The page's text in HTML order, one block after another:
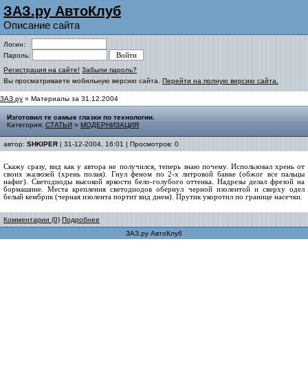
ЗАЗ.ру АвтоКлуб
Описание сайта
Логин:
Пароль:
Регистрация на сайте! Забыли пароль?
Вы просматриваете мобильную версию сайта. Перейти на полную версию сайта.
ЗАЗ.ру » Материалы за 31.12.2004
Изготовил те самые глазки по технологии.
Категория: СТАТЬИ » МОДЕРНИЗАЦИЯ
автор: SHKIPER | 31-12-2004, 16:01 | Просмотров: 0
Скажу сразу, вид как у автора не получился, теперь знаю почему. Использовал хрень от
своих жалюзей (хрень полая). Гнул феном по 2-х литровой банке (обжог все пальцы
нафиг). Светодиоды высокой яркости бело-голубого оттенка. Надрезы делал фрезой на
бормашине. Места крепления светодиодов обернул черной изолентой и сверху одел
белый кембрик (черная изолента портит вид днем). Прутик укоротил по границе насечки.
Комментарии (0) Подробнее
ЗАЗ.ру АвтоКлуб